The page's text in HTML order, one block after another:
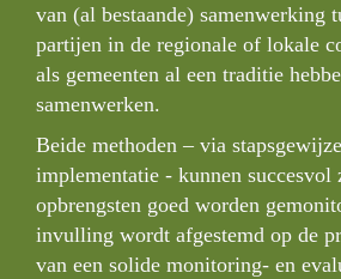
van (al bestaande) samenwerking
partijen in de regionale of lokale
als gemeenten al een traditie
Beide methoden – via
implementatie - kunnen
opbrengsten goed worden
invulling wordt afgestemd op de
van een solide monitoring- en